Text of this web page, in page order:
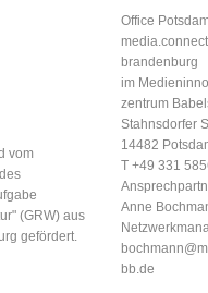
vom
(GRW) aus
gefördert.
Office
media.connect
brandenburg
im
zentrum
Stahnsdorfer
14482
T +49 331
Anne
bb.de